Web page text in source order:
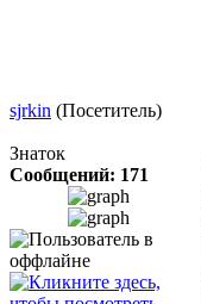
sjrkin (Посетитель)
Знаток
Сообщений: 171